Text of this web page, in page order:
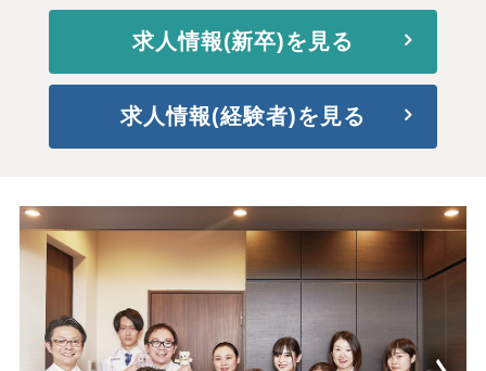
求人情報(新卒)を見る
求人情報(経験者)を見る